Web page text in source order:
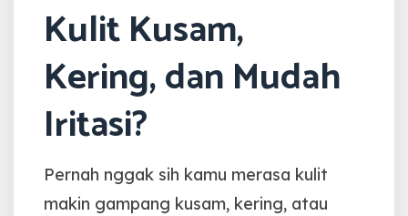
Kulit Kusam,
Kering, dan Mudah
Iritasi?
Pernah nggak sih kamu merasa kulit
makin gampang kusam, kering, atau